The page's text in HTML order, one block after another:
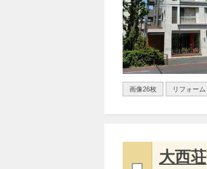
画像26枚 リフォーム
大西荘